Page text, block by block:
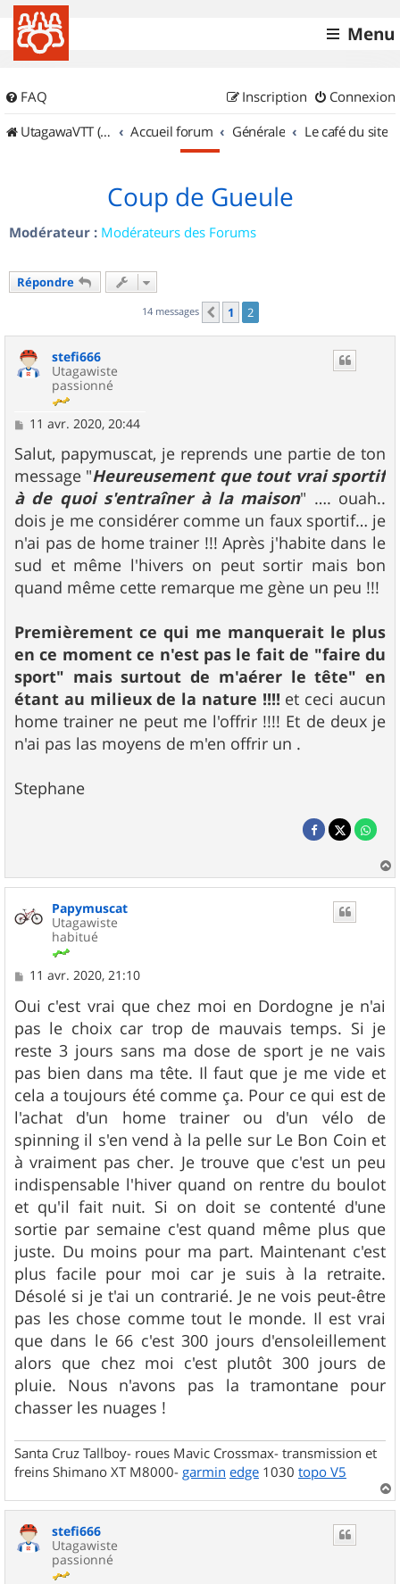
Menu
FAQ Connexion
Inscription
UtagawaVTT (Randos VTT et VTTAE avec traces GPS)
Accueil forum Générale Le café du site
Coup de Gueule
Modérateur : Modérateurs des Forums
Répondre
14 messages Précédent
1 2
stefi666
Utagawiste
passionné
M
s
s
a
g
11 avr. 2020, 20:44
Salut, papymuscat, je reprends une partie de ton
message "Heureusement que tout vrai sportif
à de quoi s'entraîner à la maison" …. ouah..
dois je me considérer comme un faux sportif… je
n'ai pas de home trainer !!! Après j'habite dans le
sud et même l'hivers on peut sortir mais bon
quand même cette remarque me gène un peu !!!
Premièrement ce qui me manquerait le plus
en ce moment ce n'est pas le fait de "faire du
sport" mais surtout de m'aérer le tête" en
étant au milieux de la nature !!!! et ceci aucun
home trainer ne peut me l'offrir !!!! Et de deux je
n'ai pas las moyens de m'en offrir un .
Stephane
a
Papymuscat
Utagawiste
habitué
M
s
s
a
g
e
11 avr. 2020, 21:10
Oui c'est vrai que chez moi en Dordogne je n'ai
pas le choix car trop de mauvais temps. Si je
reste 3 jours sans ma dose de sport je ne vais
pas bien dans ma tête. Il faut que je me vide et
cela a toujours été comme ça. Pour ce qui est de
l'achat d'un home trainer ou d'un vélo de
spinning il s'en vend à la pelle sur Le Bon Coin et
à vraiment pas cher. Je trouve que c'est un peu
indispensable l'hiver quand on rentre du boulot
et qu'il fait nuit. Si on doit se contenté d'une
sortie par semaine c'est quand même plus que
juste. Du moins pour ma part. Maintenant c'est
plus facile pour moi car je suis à la retraite.
Désolé si je t'ai un contrarié. Je ne vois peut-être
pas les chose comme tout le monde. Il est vrai
que dans le 66 c'est 300 jours d'ensoleillement
alors que chez moi c'est plutôt 300 jours de
pluie. Nous n'avons pas la tramontane pour
chasser les nuages !
Santa Cruz Tallboy- roues Mavic Crossmax- transmission et
freins Shimano XT M8000- garmin edge 1030 topo V5
a
stefi666
Utagawiste
passionné